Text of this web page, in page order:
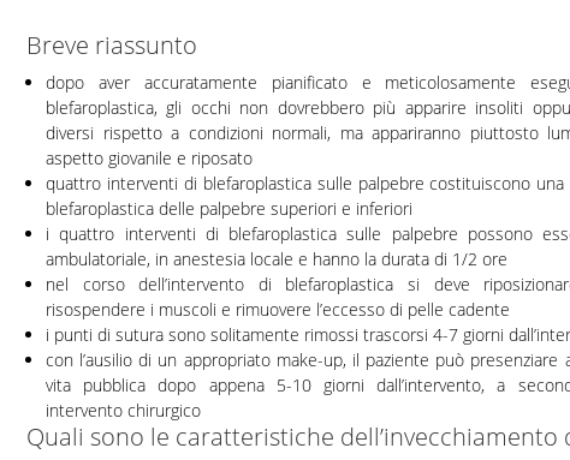
Breve riassunto
dopo aver accuratamente pianificato e meticolosamente
blefaroplastica, gli occhi non dovrebbero più apparire insoliti
diversi rispetto a condizioni normali, ma appariranno piuttosto
aspetto giovanile e riposato
quattro interventi di blefaroplastica sulle palpebre costituiscono una
blefaroplastica delle palpebre superiori e inferiori
i quattro interventi di blefaroplastica sulle palpebre possono
ambulatoriale, in anestesia locale e hanno la durata di 1/2 ore
nel corso dell’intervento di blefaroplastica si deve
risospendere i muscoli e rimuovere l’eccesso di pelle cadente
i punti di sutura sono solitamente rimossi trascorsi 4-7 giorni
con l’ausilio di un appropriato make-up, il paziente può presenziare
vita pubblica dopo appena 5-10 giorni dall’intervento, a
intervento chirurgico
Quali sono le caratteristiche dell’invecchiamento